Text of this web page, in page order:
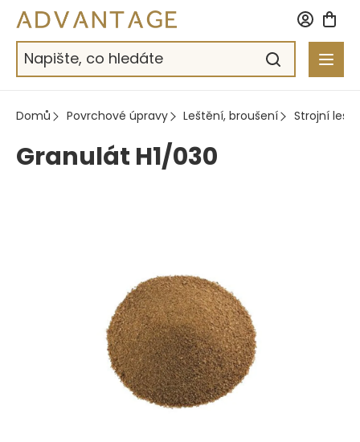
Přejít
obsah
Domů Povrchové úpravy Leštění, broušení Strojní
Granulát H1/030